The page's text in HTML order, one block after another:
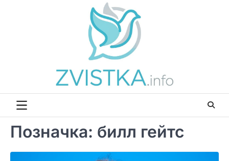
Позначка: билл гейтс